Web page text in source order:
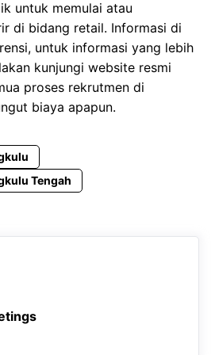
untuk memulai atau
di bidang retail. Informasi di
untuk informasi yang lebih
kunjungi website resmi
proses rekrutmen di
biaya apapun.
Tengah